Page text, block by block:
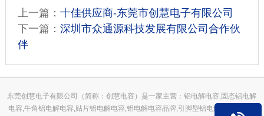
上一篇： 十佳供应商-东莞市创慧电子有限公司
下一篇： 深圳市众通源科技发展有限公司合作伙
伴
东莞创慧电子有限公司（简称：创慧电容）是一家主营：铝电解电容,固态铝电解
电容,牛角铝电解电容,贴片铝电解电容,铝电解电容品牌,引脚型铝电解电容器批发